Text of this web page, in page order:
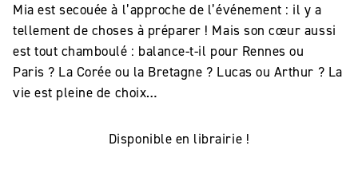
Mia est secouée à l’approche de l’événement : il y a
tellement de choses à préparer ! Mais son cœur aussi
est tout chamboulé : balance-t-il pour Rennes ou
Paris ? La Corée ou la Bretagne ? Lucas ou Arthur ? La
vie est pleine de choix…
Disponible en librairie !